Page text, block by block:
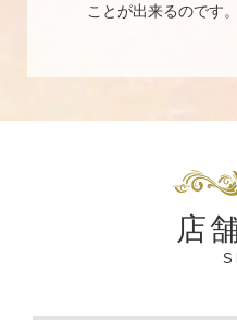
ことが出来るのです。
店